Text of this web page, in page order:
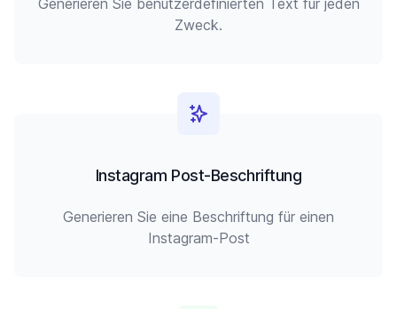
Generieren Sie benutzerdefinierten Text für jeden
Zweck.
Instagram Post-Beschriftung
Generieren Sie eine Beschriftung für einen
Instagram-Post